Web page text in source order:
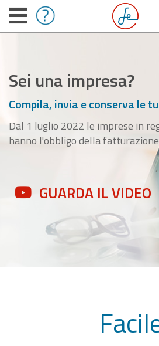
Sei una impresa?
Compila, invia e conserva le
Dal 1 luglio 2022 le imprese in
hanno l'obbligo della
GUARDA IL VIDEO